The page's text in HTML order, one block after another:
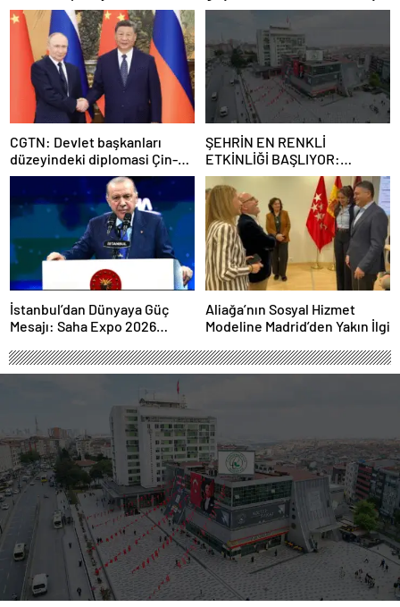
şart”
CGTN: Devlet başkanları
düzeyindeki diplomasi Çin-
Rusya arasındaki büyüyen
ortaklığı güçlendiriyor
ŞEHRİN EN RENKLİ
ETKİNLİĞİ BAŞLIYOR:
“SOKAK STİLİ GRAFFİTİ
FESTİVALİ” HEYECANI
GAZİOSMANPAŞA’DA
YAŞANACAK
İstanbul’dan Dünyaya Güç
Mesajı: Saha Expo 2026
Aliağa’nın Sosyal Hizmet
Modeline Madrid’den Yakın İlgi